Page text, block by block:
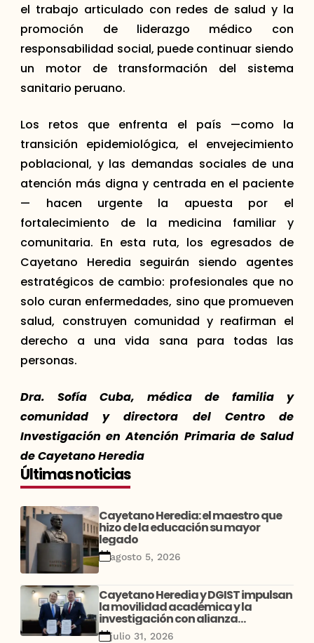
el trabajo articulado con redes de salud y la
promoción de liderazgo médico con
responsabilidad social, puede continuar siendo
un motor de transformación del sistema
sanitario peruano.
Los retos que enfrenta el país —como la
transición epidemiológica, el envejecimiento
poblacional, y las demandas sociales de una
atención más digna y centrada en el paciente
— hacen urgente la apuesta por el
fortalecimiento de la medicina familiar y
comunitaria. En esta ruta, los egresados de
Cayetano Heredia seguirán siendo agentes
estratégicos de cambio: profesionales que no
solo curan enfermedades, sino que promueven
salud, construyen comunidad y reafirman el
derecho a una vida sana para todas las
personas.
Dra. Sofía Cuba, médica de familia y
comunidad y directora del Centro de
Investigación en Atención Primaria de Salud
de Cayetano Heredia
Últimas noticias
Cayetano Heredia: el maestro que
hizo de la educación su mayor
legado
agosto 5, 2026
Cayetano Heredia y DGIST impulsan
la movilidad académica y la
investigación con alianza
estratégica entre Perú y Corea
julio 31, 2026